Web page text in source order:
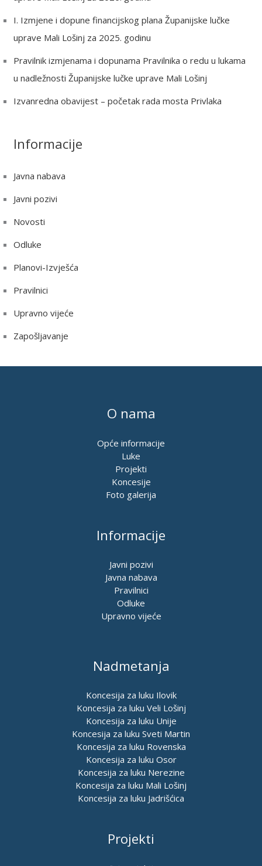
r
:
I. Izmjene i dopune financijskog plana Županijske lučke
uprave Mali Lošinj za 2025. godinu
Pravilnik izmjenama i dopunama Pravilnika o redu u lukama
u nadležnosti Županijske lučke uprave Mali Lošinj
Izvanredna obavijest – početak rada mosta Privlaka
Informacije
Javna nabava
Javni pozivi
Novosti
Odluke
Planovi-Izvješća
Pravilnici
Upravno vijeće
Zapošljavanje
O nama
Opće informacije
Luke
Projekti
Koncesije
Foto galerija
Informacije
Javni pozivi
Javna nabava
Pravilnici
Odluke
Upravno vijeće
Nadmetanja
Koncesija za luku Ilovik
Koncesija za luku Veli Lošinj
Koncesija za luku Unije
Koncesija za luku Sveti Martin
Koncesija za luku Rovenska
Koncesija za luku Osor
Koncesija za luku Nerezine
Koncesija za luku Mali Lošinj
Koncesija za luku Jadrišćica
Projekti